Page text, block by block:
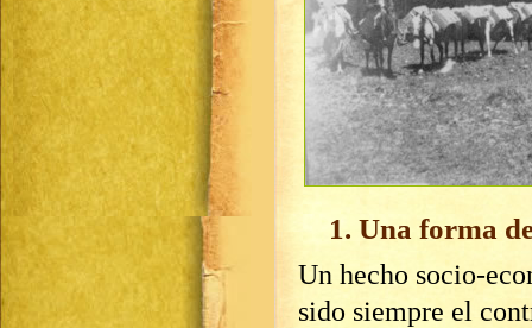
1. Una forma
Un hecho socio-
sido siempre el